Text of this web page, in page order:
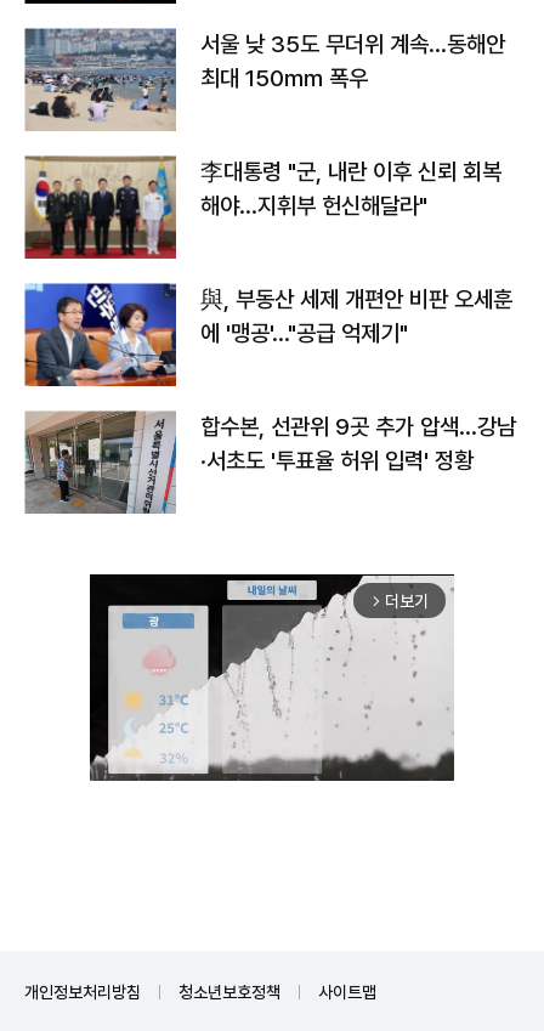
서울 낮 35도 무더위 계속…동해안
최대 150㎜ 폭우
李대통령 "군, 내란 이후 신뢰 회복
해야…지휘부 헌신해달라"
與, 부동산 세제 개편안 비판 오세훈
에 '맹공'…"공급 억제기"
합수본, 선관위 9곳 추가 압색…강남
·서초도 '투표율 허위 입력' 정황
arrow_forward_ios 더보기
개인정보처리방침 청소년보호정책 사이트맵